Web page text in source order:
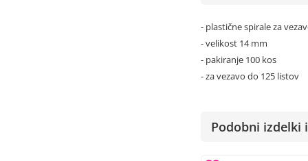
- plastične spirale za
- velikost 14 mm
- pakiranje 100 kos
- za vezavo do 125 listov
Podobni izdelki